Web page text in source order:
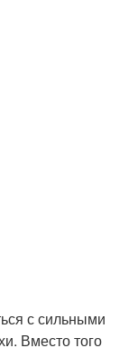
с сильными
Вместо того